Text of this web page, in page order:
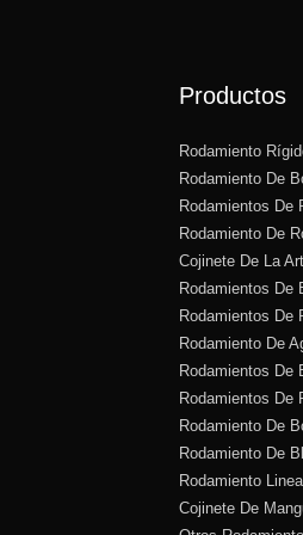
Productos
Rodamiento
Rodamiento De
Rodamientos De
Rodamiento De
Cojinete De La
Rodamientos De
Rodamientos De
Rodamiento De
Rodamientos De
Rodamientos De
Rodamiento De
Rodamiento De
Rodamiento Lineal
Cojinete De